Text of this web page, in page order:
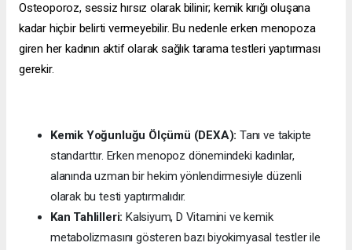
Osteoporoz, sessiz hırsız olarak bilinir; kemik kırığı oluşana
kadar hiçbir belirti vermeyebilir. Bu nedenle erken menopoza
giren her kadının aktif olarak sağlık tarama testleri yaptırması
gerekir.
Kemik Yoğunluğu Ölçümü (DEXA): Tanı ve takipte
standarttır. Erken menopoz dönemindeki kadınlar,
alanında uzman bir hekim yönlendirmesiyle düzenli
olarak bu testi yaptırmalıdır.
Kan Tahlilleri: Kalsiyum, D Vitamini ve kemik
metabolizmasını gösteren bazı biyokimyasal testler ile